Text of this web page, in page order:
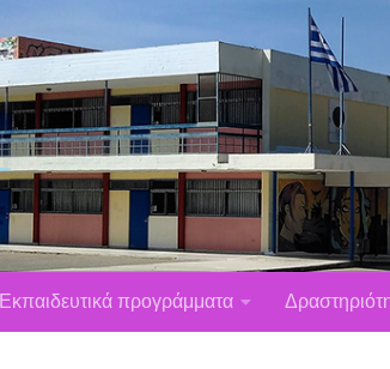
Εκπαιδευτικά προγράμματα